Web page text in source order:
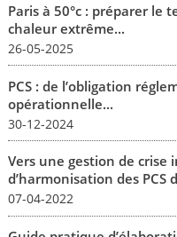
Paris à 50°c : préparer le
chaleur extrême...
26-05-2025
PCS : de l’obligation
opérationnelle...
30-12-2024
Vers une gestion de crise
d’harmonisation des PCS
07-04-2022